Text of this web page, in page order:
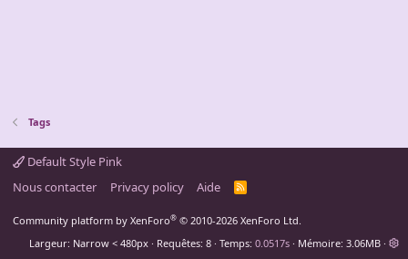
Tags
Default Style Pink
Nous contacter
Privacy policy Aide
R
Community platform by XenForo® © 2010-2026 XenForo Ltd.
Largeur
Requêtes 8 Temps 0.0517s Mémoire 3.06MB